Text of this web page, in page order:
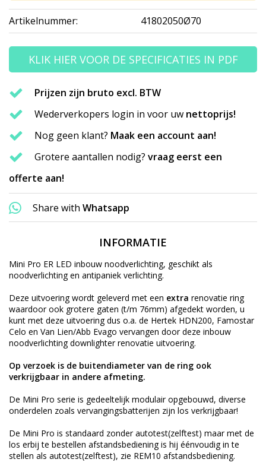
Artikelnummer: 41802050Ø70
KLIK HIER VOOR DE SPECIFICATIES IN PDF
Prijzen zijn bruto excl. BTW
Wederverkopers login in voor uw nettoprijs!
Nog geen klant? Maak een account aan!
Grotere aantallen nodig? vraag eerst een
offerte aan!
Share with Whatsapp
INFORMATIE
Mini Pro ER LED inbouw noodverlichting, geschikt als
noodverlichting en antipaniek verlichting.
Deze uitvoering wordt geleverd met een extra renovatie ring
waardoor ook grotere gaten (t/m 76mm) afgedekt worden, u
kunt met deze uitvoering dus o.a. de Hertek HDN200, Famostar
Celo en Van Lien/Abb Evago vervangen door deze inbouw
noodverlichting downlighter renovatie uitvoering.
Op verzoek is de buitendiameter van de ring ook
verkrijgbaar in andere afmeting.
De Mini Pro serie is gedeeltelijk modulair opgebouwd, diverse
onderdelen zoals vervangingsbatterijen zijn los verkrijgbaar!
De Mini Pro is standaard zonder autotest(zelftest) maar met de
los erbij te bestellen afstandsbediening is hij éénvoudig in te
stellen als autotest(zelftest), zie REM10 afstandsbediening.